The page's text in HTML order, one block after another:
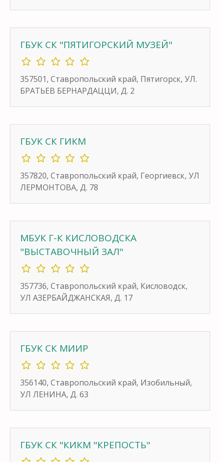
ГБУК СК "ПЯТИГОРСКИЙ МУЗЕЙ"
357501, Ставропольский край, Пятигорск, УЛ.
БРАТЬЕВ БЕРНАРДАЦЦИ, Д. 2
ГБУК СК ГИКМ
357820, Ставропольский край, Георгиевск, УЛ
ЛЕРМОНТОВА, Д. 78
МБУК Г-К КИСЛОВОДСКА
"ВЫСТАВОЧНЫЙ ЗАЛ"
357736, Ставропольский край, Кисловодск,
УЛ АЗЕРБАЙДЖАНСКАЯ, Д. 17
ГБУК СК МИИР
356140, Ставропольский край, Изобильный,
УЛ ЛЕНИНА, Д. 63
ГБУК СК "КИКМ "КРЕПОСТЬ"